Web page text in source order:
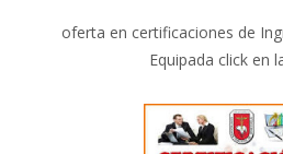
oferta en certificaciones de
Equipada click en